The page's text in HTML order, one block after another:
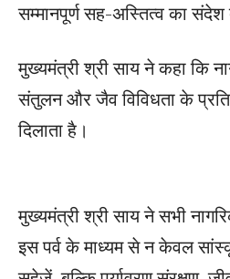
सम्मानपूर्ण सह-अस्तित्व का संदेश
मुख्यमंत्री श्री साय ने कहा कि
संतुलन और जैव विविधता के प्रति
दिलाता है।
मुख्यमंत्री श्री साय ने सभी
इस पर्व के माध्यम से न केवल